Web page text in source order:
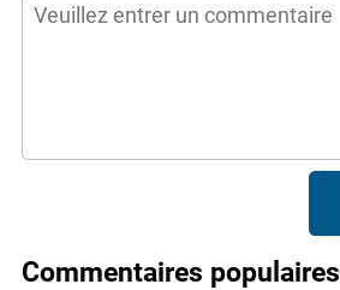
Commentaires populaires